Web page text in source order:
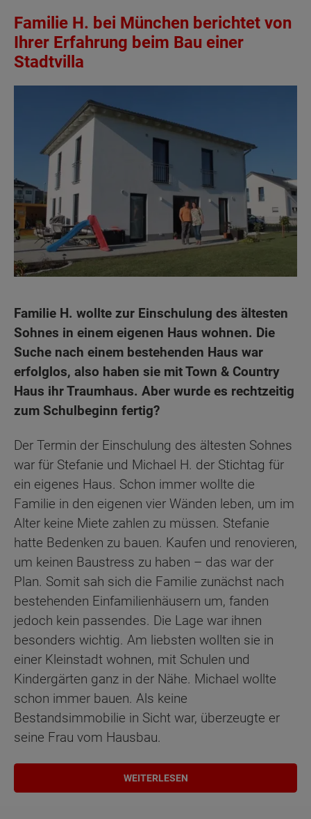
Familie H. bei München berichtet von
Ihrer Erfahrung beim Bau einer
Stadtvilla
Familie H. wollte zur Einschulung des ältesten
Sohnes in einem eigenen Haus wohnen. Die
Suche nach einem bestehenden Haus war
erfolglos, also haben sie mit Town & Country
Haus ihr Traumhaus. Aber wurde es rechtzeitig
zum Schulbeginn fertig?
Der Termin der Einschulung des ältesten Sohnes
war für Stefanie und Michael H. der Stichtag für
ein eigenes Haus. Schon immer wollte die
Familie in den eigenen vier Wänden leben, um im
Alter keine Miete zahlen zu müssen. Stefanie
hatte Bedenken zu bauen. Kaufen und renovieren,
um keinen Baustress zu haben – das war der
Plan. Somit sah sich die Familie zunächst nach
bestehenden Einfamilienhäusern um, fanden
jedoch kein passendes. Die Lage war ihnen
besonders wichtig. Am liebsten wollten sie in
einer Kleinstadt wohnen, mit Schulen und
Kindergärten ganz in der Nähe. Michael wollte
schon immer bauen. Als keine
Bestandsimmobilie in Sicht war, überzeugte er
seine Frau vom Hausbau.
WEITERLESEN